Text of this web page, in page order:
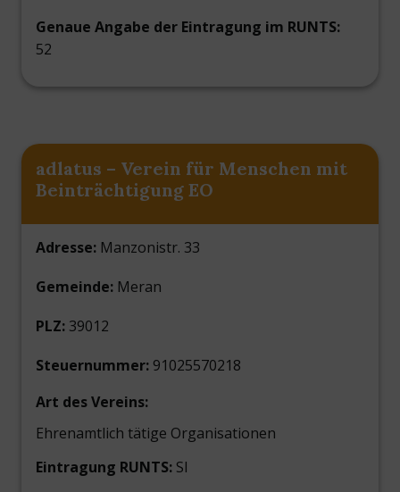
Genaue Angabe der Eintragung im RUNTS:
52
adlatus – Verein für Menschen mit
Beinträchtigung EO
Adresse: Manzonistr. 33
Gemeinde: Meran
PLZ: 39012
Steuernummer: 91025570218
Art des Vereins:
Ehrenamtlich tätige Organisationen
Eintragung RUNTS: SI